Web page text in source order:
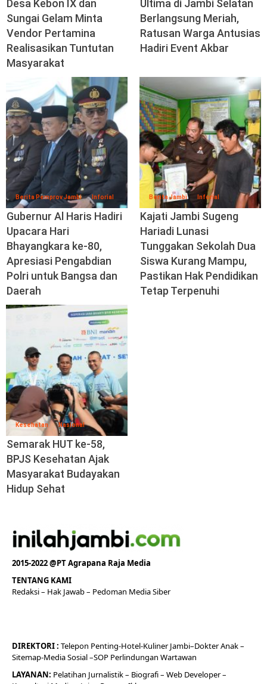
Desa Kebon IX dan
Sungai Gelam Minta
Vendor Pertamina
Realisasikan Tuntutan
Masyarakat
Ultima di Jambi Selatan
Berlangsung Meriah,
Ratusan Warga Antusias
Hadiri Event Akbar
Berita Pemprov Jambi Inforial
Gubernur Al Haris Hadiri
Upacara Hari
Bhayangkara ke-80,
Apresiasi Pengabdian
Polri untuk Bangsa dan
Daerah
Berita Jambi Inforial
Kajati Jambi Sugeng
Hariadi Lunasi
Tunggakan Sekolah Dua
Siswa Kurang Mampu,
Pastikan Hak Pendidikan
Tetap Terpenuhi
Kesehatan Nasional
Semarak HUT ke-58,
BPJS Kesehatan Ajak
Masyarakat Budayakan
Hidup Sehat
2015-2022 @PT Agrapana Raja Media
TENTANG KAMI
Redaksi– Hak Jawab – Pedoman Media Siber
DIREKTORI: Telepon Penting-Hotel-KulinerJambi–DokterAnak –
Sitemap-Media Sosial –SOP Perlindungan Wartawan
LAYANAN: Pelatihan Jurnalistik – Biografi– Web Developer–